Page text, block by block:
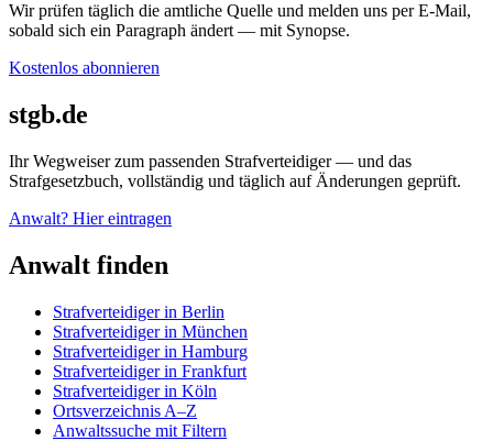
Wir prüfen täglich die amtliche Quelle und melden uns per E-Mail,
sobald sich ein Paragraph ändert — mit Synopse.
Kostenlos abonnieren
stgb.de
Ihr Wegweiser zum passenden Strafverteidiger — und das
Strafgesetzbuch, vollständig und täglich auf Änderungen geprüft.
Anwalt? Hier eintragen
Anwalt finden
Strafverteidiger in Berlin
Strafverteidiger in München
Strafverteidiger in Hamburg
Strafverteidiger in Frankfurt
Strafverteidiger in Köln
Ortsverzeichnis A–Z
Anwaltssuche mit Filtern